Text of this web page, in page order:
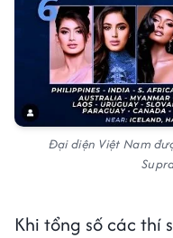
Đại diện Việt Nam
Khi tổng số các thí